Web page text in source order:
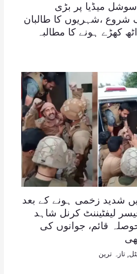
سوشل میڈیا پر بڑی
شروع ،شہریوں کا طالبان
کھڑے ہونے کا مطالبہ
شدید زخمی ہونے کے بعد
لیفٹیننٹ کرنل شاہد
قائم، جوانوں کی
تازہ ترین